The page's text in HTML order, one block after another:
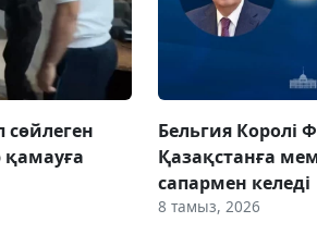
сөйлеген
қамауға
Бельгия Королі
Қазақстанға
сапармен келеді
8 тамыз, 2026